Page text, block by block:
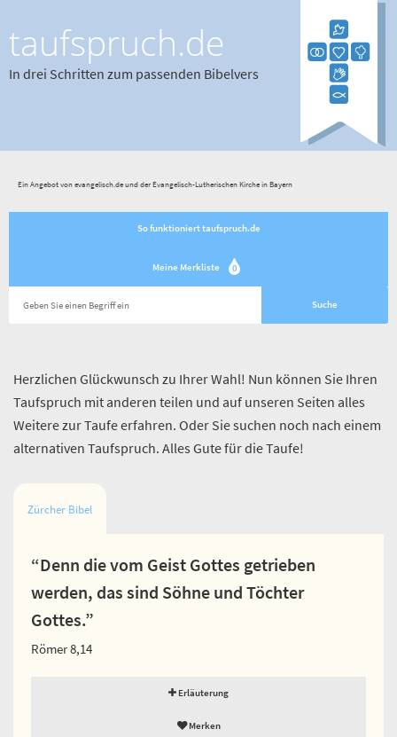
taufspruch.de
In drei Schritten zum passenden Bibelvers
Ein Angebot von evangelisch.de und der Evangelisch-Lutherischen Kirche in Bayern
So funktioniert taufspruch.de
Meine Merkliste 0
Herzlichen Glückwunsch zu Ihrer Wahl! Nun können Sie Ihren
Taufspruch mit anderen teilen und auf unseren Seiten alles
Weitere zur Taufe erfahren. Oder Sie suchen noch nach einem
alternativen Taufspruch. Alles Gute für die Taufe!
Zürcher Bibel
“Denn die vom Geist Gottes getrieben
werden, das sind Söhne und Töchter
Gottes.”
Römer 8,14
Erläuterung
Merken